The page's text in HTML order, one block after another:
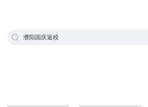
濮阳国庆返校